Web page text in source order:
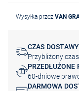
Wysyłka przez VAN
CZAS DOSTAWY
Przybliżony
PRZEDŁUŻONE
60-dniowe
DARMOWA